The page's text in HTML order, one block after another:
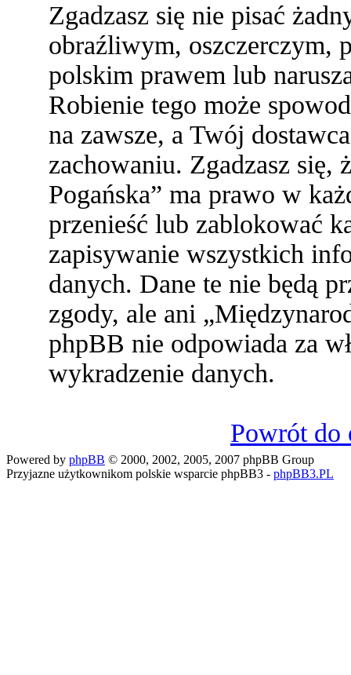
Zgadzasz się nie pisać
obraźliwym, oszczerczym,
polskim prawem lub
Robienie tego może
na zawsze, a Twój
zachowaniu. Zgadzasz się,
Pogańska” ma prawo w
przenieść lub zablokować
zapisywanie wszystkich
danych. Dane te nie będą
zgody, ale ani
phpBB nie odpowiada za
wykradzenie danych.
Powrót do
Powered by phpBB © 2000, 2002, 2005, 2007 phpBB Group
Przyjazne użytkownikom polskie wsparcie phpBB3 - phpBB3.PL